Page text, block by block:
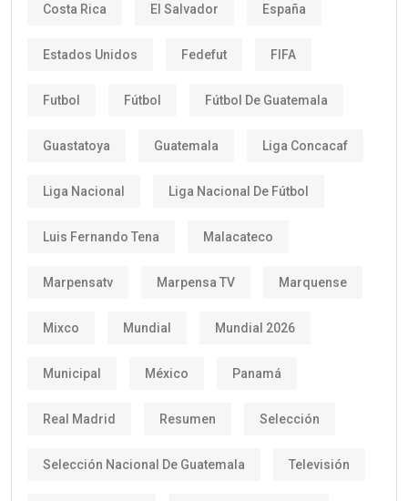
Costa Rica El Salvador España
Estados Unidos Fedefut FIFA
Futbol Fútbol Fútbol De Guatemala
Guastatoya Guatemala Liga Concacaf
Liga Nacional Liga Nacional De Fútbol
Luis Fernando Tena Malacateco
Marpensatv Marpensa TV Marquense
Mixco Mundial Mundial 2026
Municipal México Panamá
Real Madrid Resumen Selección
Selección Nacional De Guatemala Televisión